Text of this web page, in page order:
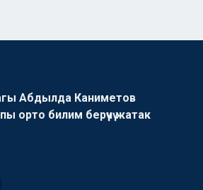
Абдылда Каниметов
билим берүүчү жатак